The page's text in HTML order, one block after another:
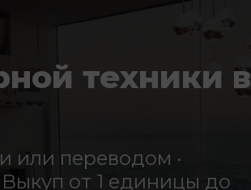
техники в
или переводом ·
от 1 единицы до